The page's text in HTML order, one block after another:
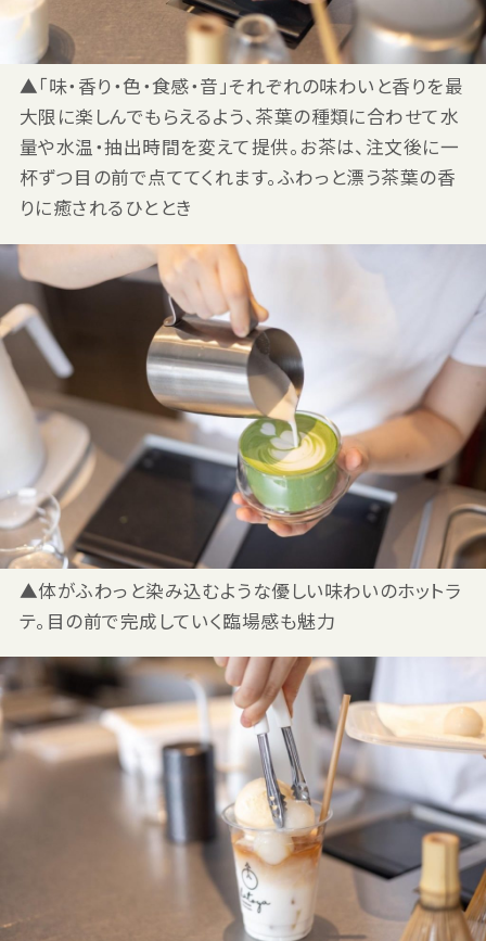
▲「味・香り・色・食感・音」それぞれの味わいと香りを最
大限に楽しんでもらえるよう、茶葉の種類に合わせて水
量や水温・抽出時間を変えて提供。お茶は、注文後に一
杯ずつ目の前で点ててくれます。ふわっと漂う茶葉の香
りに癒されるひととき
▲体がふわっと染み込むような優しい味わいのホットラ
テ。目の前で完成していく臨場感も魅力